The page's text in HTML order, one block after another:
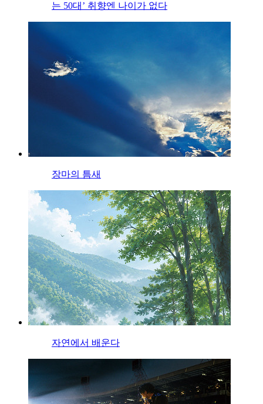
는 50대’ 취향엔 나이가 없다
장마의 틈새
자연에서 배운다